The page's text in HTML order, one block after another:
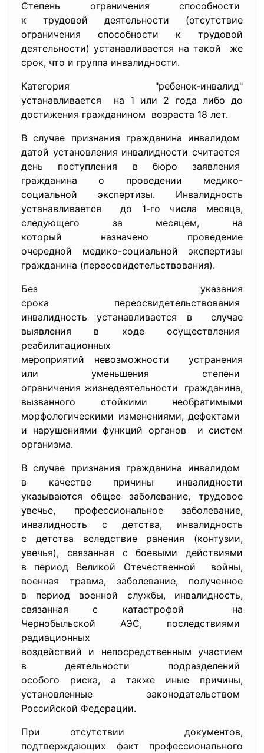
Степень ограничения способности
к трудовой деятельности (отсутствие
ограничения способности к трудовой
деятельности) устанавливается на такой же
срок, что и группа инвалидности.
Категория "ребенок-инвалид"
устанавливается на 1 или 2 года либо до
достижения гражданином возраста 18 лет.
В случае признания гражданина инвалидом
датой установления инвалидности считается
день поступления в бюро заявления
гражданина о проведении медико-
социальной экспертизы. Инвалидность
устанавливается до 1-го числа месяца,
следующего за месяцем, на
который назначено проведение
очередной медико-социальной экспертизы
гражданина (переосвидетельствования).
Без указания
срока переосвидетельствования
инвалидность устанавливается в случае
выявления в ходе осуществления
реабилитационных
мероприятий невозможности устранения
или уменьшения степени
ограничения жизнедеятельности гражданина,
вызванного стойкими необратимыми
морфологическими изменениями, дефектами
и нарушениями функций органов и систем
организма.
В случае признания гражданина инвалидом
в качестве причины инвалидности
указываются общее заболевание, трудовое
увечье, профессиональное заболевание,
инвалидность с детства, инвалидность
с детства вследствие ранения (контузии,
увечья), связанная с боевыми действиями
в период Великой Отечественной войны,
военная травма, заболевание, полученное
в период военной службы, инвалидность,
связанная с катастрофой на
Чернобыльской АЭС, последствиями
радиационных
воздействий и непосредственным участием
в деятельности подразделений
особого риска, а также иные причины,
установленные законодательством
Российской Федерации.
При отсутствии документов,
подтверждающих факт профессионального